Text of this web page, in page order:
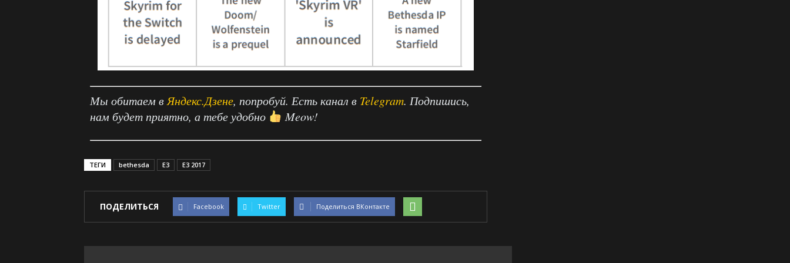
Мы обитаем в Яндекс.Дзене, попробуй. Есть канал в Telegram. Подпишись,
нам будет приятно, а тебе удобно
Meow!
ТЕГИ bethesda E3 E3 2017
ПОДЕЛИТЬСЯ Facebook Twitter Поделиться ВКонтакте